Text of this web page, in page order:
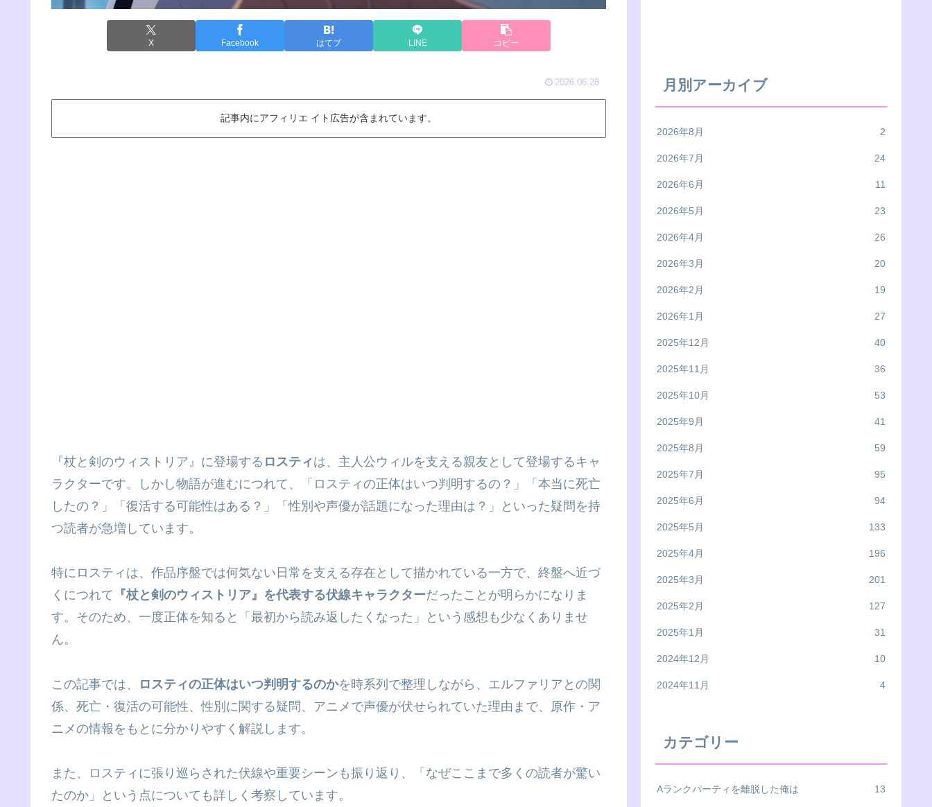
X Facebook はてブ LINE コピー
2026.06.28
記事内にアフィリエ イト広告が含まれています。
『杖と剣のウィストリア』に登場する ロスティは、主人公ウィルを支える親友として登場するキャ
ラクターです。しかし物語が進むにつれて、「ロスティの正体はいつ判明するの？」「本当に死亡
したの？」「復活する可能性はある？」「性別や声優が話題になった理由は？」といった疑問を持
つ読者が急増しています。
特にロスティは、作品序盤では何気ない日常を支える存在として描かれている一方で、終盤へ近づ
くにつれて 『杖と剣のウィストリア』を代表する伏線キャラクターだったことが明らかになりま
す。そのため、一度正体を知ると「最初から読み返したくなった」という感想も少なくありませ
ん。
この記事では、 ロスティの正体はいつ判明するのかを時系列で整理しながら、エルファリアとの関
係、死亡・復活の可能性、性別に関する疑問、アニメで声優が伏せられていた理由まで、原作・ア
ニメの情報をもとに分かりやすく解説します。
また、ロスティに張り巡らされた伏線や重要シーンも振り返り、「なぜここまで多くの読者が驚い
たのか」という点についても詳しく考察しています。
月別アーカイブ
2026年8月 2
2026年7月 24
2026年6月 11
2026年5月 23
2026年4月 26
2026年3月 20
2026年2月 19
2026年1月 27
2025年12月 40
2025年11月 36
2025年10月 53
2025年9月 41
2025年8月 59
2025年7月 95
2025年6月 94
2025年5月 133
2025年4月 196
2025年3月 201
2025年2月 127
2025年1月 31
2024年12月 10
2024年11月 4
カテゴリー
Aランクパーティを離脱した俺は 13